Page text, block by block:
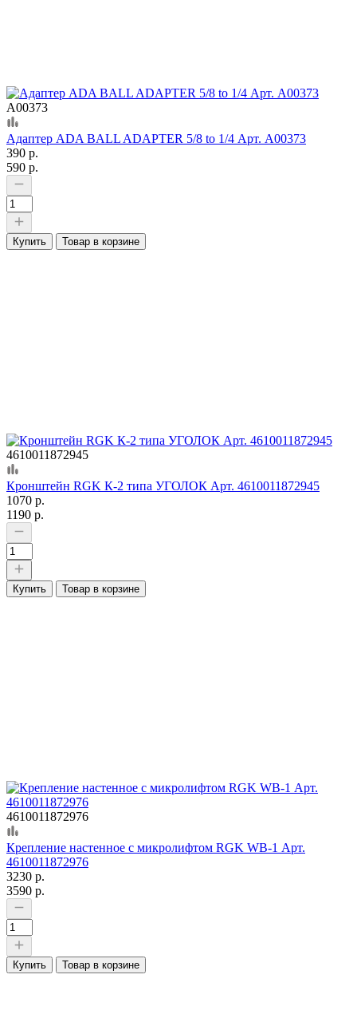
А00373
Адаптер ADA BALL ADAPTER 5/8 to 1/4 Арт. А00373
390 р.
590 р.
Купить Товар в корзине
4610011872945
Кронштейн RGK К-2 типа УГОЛОК Арт. 4610011872945
1070 р.
1190 р.
Купить Товар в корзине
4610011872976
Крепление настенное с микролифтом RGK WB-1 Арт.
4610011872976
3230 р.
3590 р.
Купить Товар в корзине